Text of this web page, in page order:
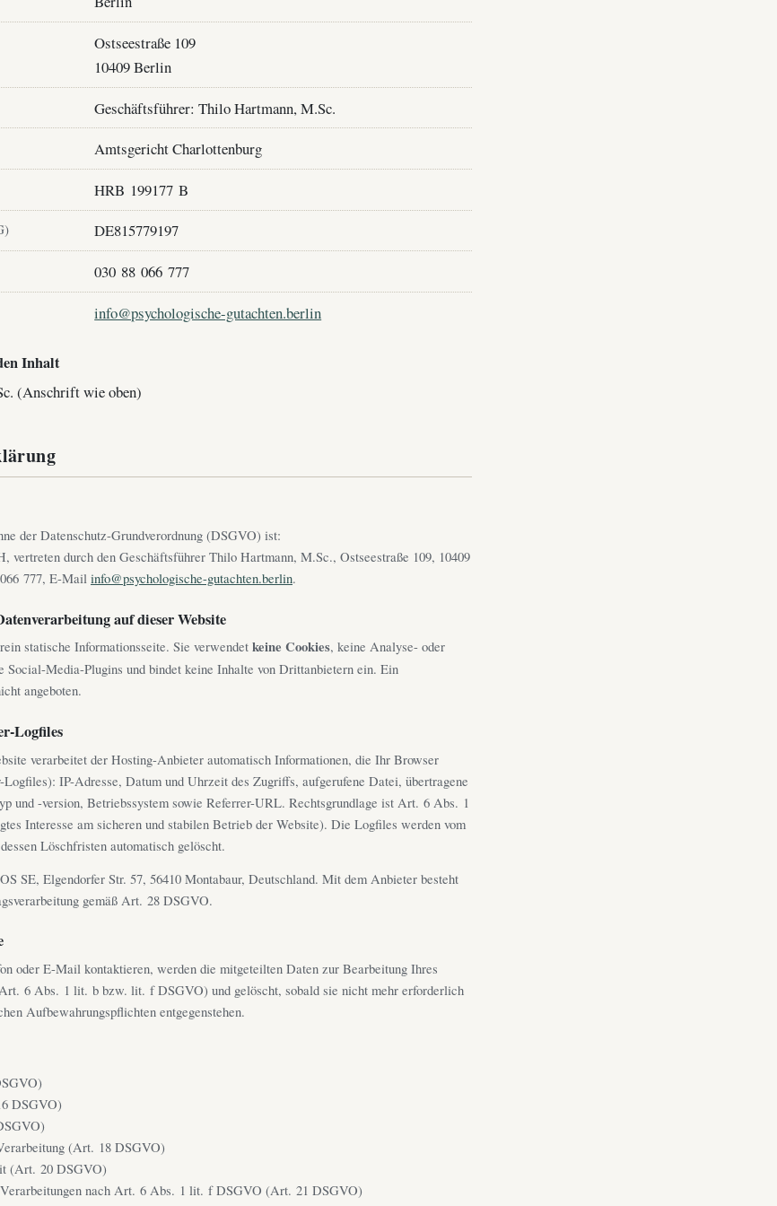
Ostseestraße 109
10409 Berlin
Geschäftsführer: Thilo Hartmann, M.Sc.
Amtsgericht Charlottenburg
HRB 199177 B
DE815779197
030 88 066 777
info@psychologische-gutachten.berlin
Inhalt
(Anschrift wie oben)
der Datenschutz-Grundverordnung (DSGVO) ist:
vertreten durch den Geschäftsführer Thilo Hartmann, M.Sc., Ostseestraße 109, 10409
777, E-Mail info@psychologische-gutachten.berlin.
auf dieser Website
statische Informationsseite. Sie verwendet keine Cookies, keine Analyse- oder
Social-Media-Plugins und bindet keine Inhalte von Drittanbietern ein. Ein
angeboten.
Logfiles
verarbeitet der Hosting-Anbieter automatisch Informationen, die Ihr Browser
Logfiles): IP-Adresse, Datum und Uhrzeit des Zugriffs, aufgerufene Datei, übertragene
und -version, Betriebssystem sowie Referrer-URL. Rechtsgrundlage ist Art. 6 Abs. 1
Interesse am sicheren und stabilen Betrieb der Website). Die Logfiles werden vom
Löschfristen automatisch gelöscht.
SE, Elgendorfer Str. 57, 56410 Montabaur, Deutschland. Mit dem Anbieter besteht
gemäß Art. 28 DSGVO.
oder E-Mail kontaktieren, werden die mitgeteilten Daten zur Bearbeitung Ihres
6 Abs. 1 lit. b bzw. lit. f DSGVO) und gelöscht, sobald sie nicht mehr erforderlich
Aufbewahrungspflichten entgegenstehen.
DSGVO)
(Art. 18 DSGVO)
(Art. 20 DSGVO)
nach Art. 6 Abs. 1 lit. f DSGVO (Art. 21 DSGVO)